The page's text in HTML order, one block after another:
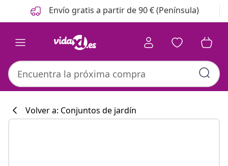
Anterior
Siguiente Envío gratis a partir de 90 € (Península)
Volver a: Conjuntos de jardín